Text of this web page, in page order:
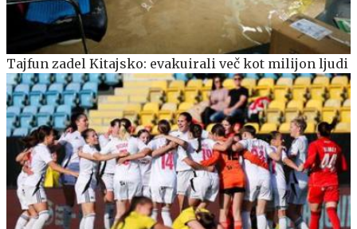
Tajfun zadel Kitajsko: evakuirali več kot milijon ljudi